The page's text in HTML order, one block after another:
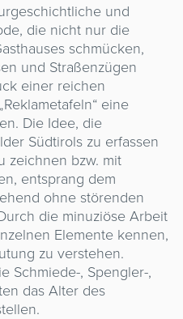
und
die nicht nur die
schmücken,
und Straßenzügen
einer reichen
eine
Die Idee, die
Südtirols zu erfassen
zeichnen bzw. mit
entsprang dem
ohne störenden
die minuziöse Arbeit
Elemente kennen,
zu verstehen.
Schmiede-, Spengler-,
das Alter des